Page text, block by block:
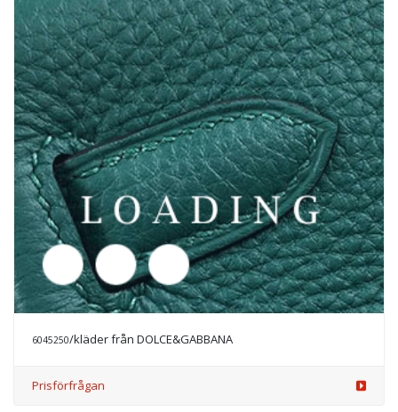
6045886 /kläder från DOLCE&GABBANA
Prisförfrågan